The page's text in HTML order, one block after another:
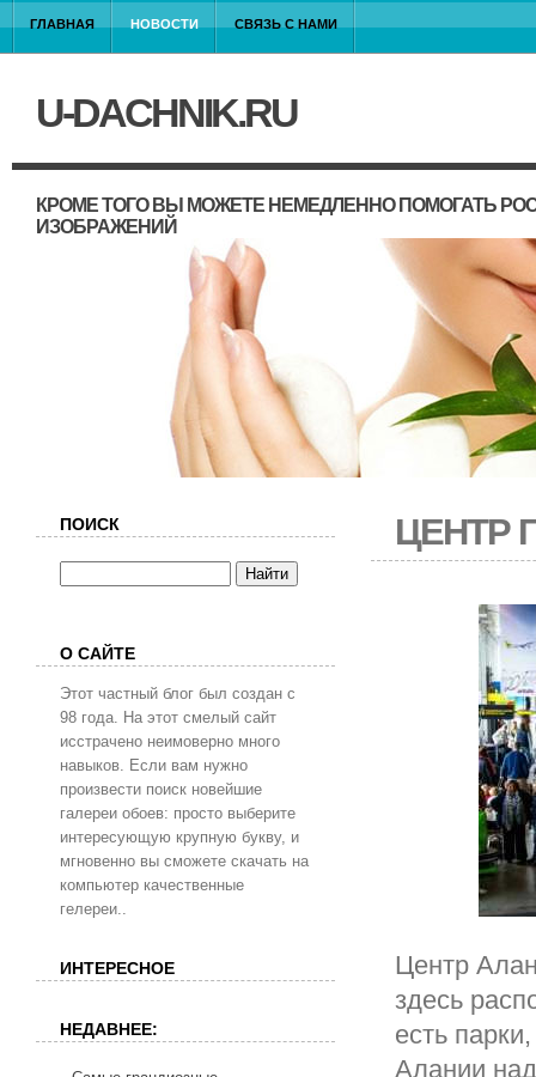
ГЛАВНАЯ НОВОСТИ СВЯЗЬ С НАМИ
U-DACHNIK.RU
КРОМЕ ТОГО ВЫ МОЖЕТЕ НЕМЕДЛЕННО ПОМОГАТЬ
ИЗОБРАЖЕНИЙ
ЦЕНТР
Центр
здесь
есть
Алании
ПОИСК
О САЙТЕ
Этот частный блог был создан с
98 года. На этот смелый сайт
исстрачено неимоверно много
навыков. Если вам нужно
произвести поиск новейшие
галереи обоев: просто выберите
интересующую крупную букву, и
мгновенно вы сможете скачать на
компьютер качественные
гелереи..
ИНТЕРЕСНОЕ
НЕДАВНЕЕ: